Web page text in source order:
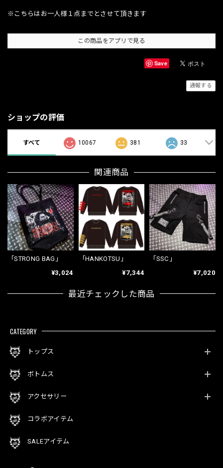
※こちらはお一人様１点までとさせて頂きます
この商品をアプリで見る
Save
通報する
ショップの評価
すべて 10067 381 33
関連商品
「STRONG BAG」
¥3,024
「HANKOTSU」
¥7,344
「SSC」
¥7,020
最近チェックした商品
CATEGORY
トップス
ボトムス
アクセサリー
コラボアイテム
SALEアイテム